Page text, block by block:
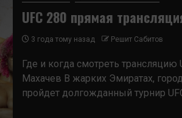
UFC 280 прямая
3 года тому назад Решит Сабитов
Где и когда смотреть трансляцию
Махачев В жарких Эмиратах,
пройдет долгожданный турнир UFC